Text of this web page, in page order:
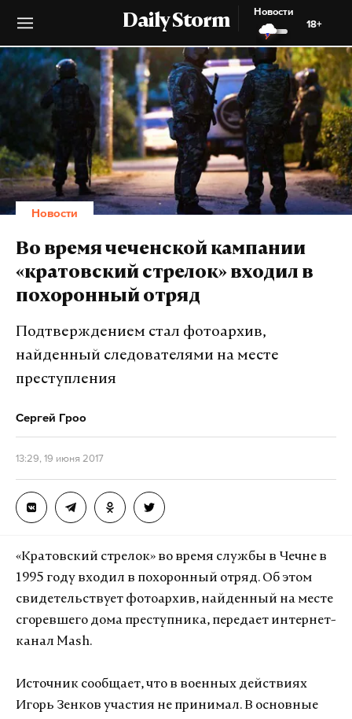
Daily Storm
Новости
18+
Новости
Во время чеченской кампании
«кратовский стрелок» входил в
похоронный отряд
Подтверждением стал фотоархив,
найденный следователями на месте
преступления
Сергей Гроо
13:29, 19 июня 2017
«Кратовский стрелок» во время службы в Чечне в
1995 году входил в похоронный отряд. Об этом
свидетельствует фотоархив, найденный на месте
сгоревшего дома преступника, передает интернет-
канал Mash.
Источник сообщает, что в военных действиях
Игорь Зенков участия не принимал. В основные